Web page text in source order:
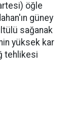
öğle
güney
sağanak
yüksek kar
tehlikesi